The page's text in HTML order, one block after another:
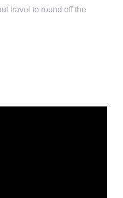
travel to round off the